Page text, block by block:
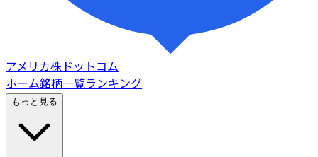
アメリカ株ドットコム
ホーム銘柄一覧ランキング
もっと見る